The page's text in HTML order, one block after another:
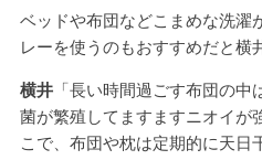
ベッドや布団などこまめな洗濯
レーを使うのもおすすめだと横
横井「長い時間過ごす布団の中
菌が繁殖してますますニオイが
こで、布団や枕は定期的に天日